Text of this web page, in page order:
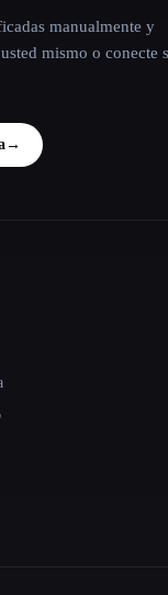
manualmente y
mismo o conecte
→